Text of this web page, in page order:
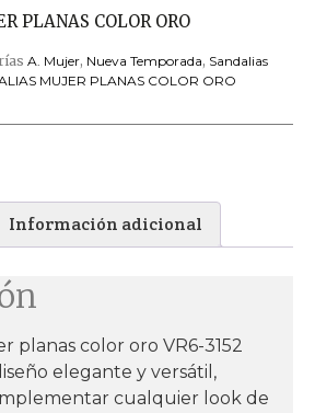
PLANAS COLOR ORO
A. Mujer, Nueva Temporada, Sandalias
MUJER PLANAS COLOR ORO
Información adicional
planas color oro VR6-3152
elegante y versátil,
cualquier look de